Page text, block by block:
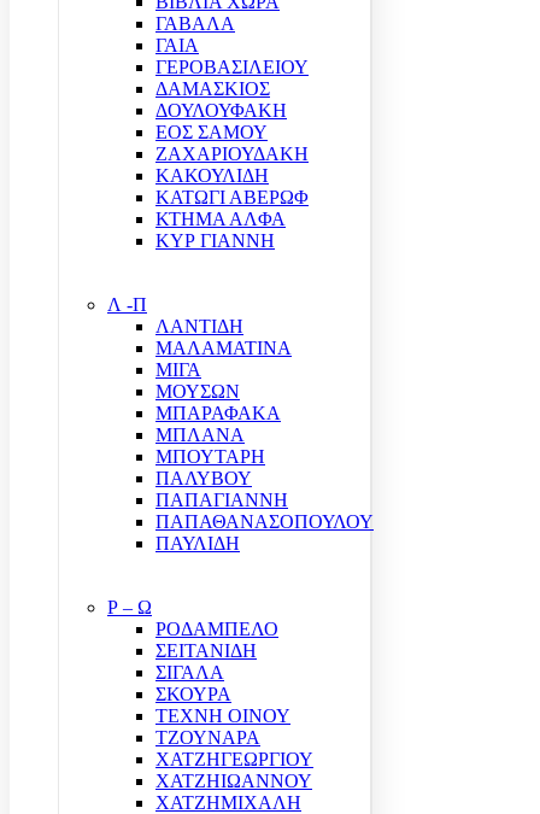
ΓΑΒΑΛΑ
ΓΑΙΑ
ΓΕΡΟΒΑΣΙΛΕΙΟΥ
ΔΑΜΑΣΚΙΟΣ
ΔΟΥΛΟΥΦΑΚΗ
ΕΟΣ ΣΑΜΟΥ
ΖΑΧΑΡΙΟΥΔΑΚΗ
ΚΑΚΟΥΛΙΔΗ
ΚΑΤΩΓΙ ΑΒΕΡΩΦ
ΚΤΗΜΑ ΑΛΦΑ
ΚΥΡ ΓΙΑΝΝΗ
Λ -Π
ΛΑΝΤΙΔΗ
ΜΑΛΑΜΑΤΙΝΑ
ΜΙΓΑ
ΜΟΥΣΩΝ
ΜΠΑΡΑΦΑΚΑ
ΜΠΛΑΝΑ
ΜΠΟΥΤΑΡΗ
ΠΑΛΥΒΟΥ
ΠΑΠΑΓΙΑΝΝΗ
ΠΑΠΑΘΑΝΑΣΟΠΟΥΛΟΥ
ΠΑΥΛΙΔΗ
Ρ – Ω
ΡΟΔΑΜΠΕΛΟ
ΣΕΙΤΑΝΙΔΗ
ΣΙΓΑΛΑ
ΣΚΟΥΡΑ
ΤΕΧΝΗ ΟΙΝΟΥ
ΤΖΟΥΝΑΡΑ
ΧΑΤΖΗΓΕΩΡΓΙΟΥ
ΧΑΤΖΗΙΩΑΝΝΟΥ
ΧΑΤΖΗΜΙΧΑΛΗ